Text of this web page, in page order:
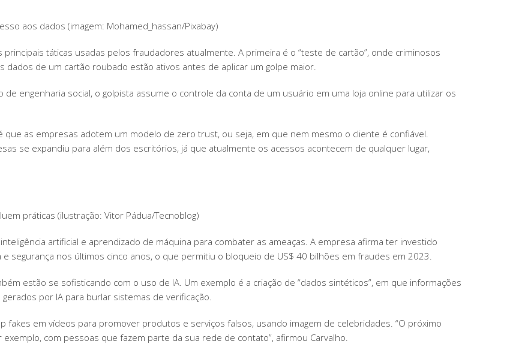
aos dados (imagem: Mohamed_hassan/Pixabay)
táticas usadas pelos fraudadores atualmente. A primeira é o “teste de cartão”, onde criminosos
dados de um cartão roubado estão ativos antes de aplicar um golpe maior.
de engenharia social, o golpista assume o controle da conta de um usuário em uma loja online para utilizar os
que as empresas adotem um modelo de zero trust, ou seja, em que nem mesmo o cliente é confiável.
se expandiu para além dos escritórios, já que atualmente os acessos acontecem de qualquer lugar,
práticas (ilustração: Vitor Pádua/Tecnoblog)
artificial e aprendizado de máquina para combater as ameaças. A empresa afirma ter investido
segurança nos últimos cinco anos, o que permitiu o bloqueio de US$ 40 bilhões em fraudes em 2023.
estão se sofisticando com o uso de IA. Um exemplo é a criação de “dados sintéticos”, em que informações
por IA para burlar sistemas de verificação.
fakes em vídeos para promover produtos e serviços falsos, usando imagem de celebridades. “O próximo
com pessoas que fazem parte da sua rede de contato”, afirmou Carvalho.